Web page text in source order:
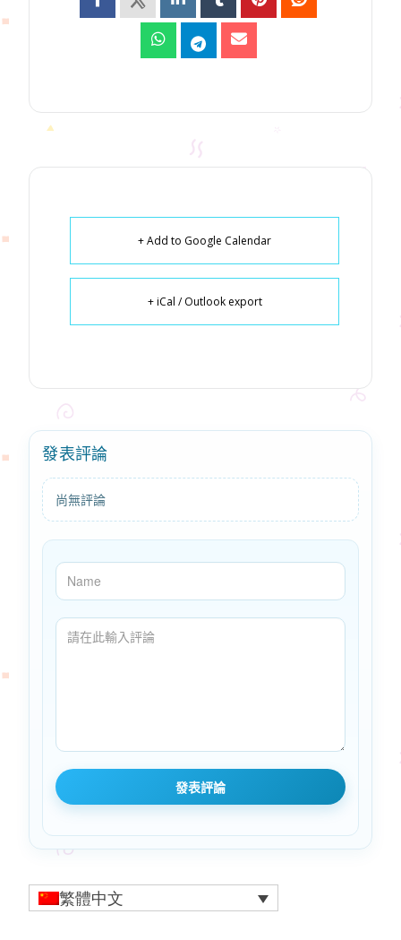
+ Add to Google Calendar
+ iCal / Outlook export
發表評論
尚無評論
繁體中文